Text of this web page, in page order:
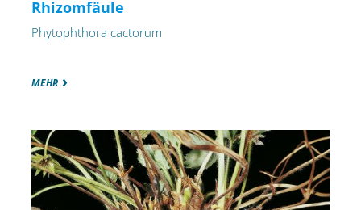
Rhizomfäule
Phytophthora cactorum
MEHR